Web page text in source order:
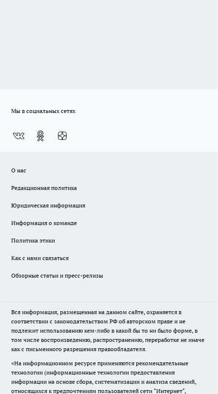
Мы в социальных сетях
О нас
Редакционная политика
Юридическая информация
Информация о команде
Политика этики
Как с нами связаться
Обзорные статьи и пресс-релизы
Вся информация, размещенная на данном сайте, охраняется в
соответствии с законодательством РФ об авторском праве и не
подлежит использованию кем-либо в какой бы то ни было форме, в
том числе воспроизведению, распространению, переработке не иначе
как с письменного разрешения правообладателя.
«На информационном ресурсе применяются рекомендательные
технологии (информационные технологии предоставления
информации на основе сбора, систематизации и анализа сведений,
относящихся к предпочтениям пользователей сети "Интернет",